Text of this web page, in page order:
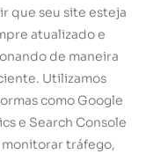
que seu site esteja
atualizado e
de maneira
Utilizamos
como Google
e Search Console
monitorar tráfego,